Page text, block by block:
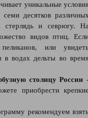
уникальные
десятков
стерлядь и севрюгу.
видов птиц.
или
в водах дельты во
столицу России
приобрести
рекомендуем